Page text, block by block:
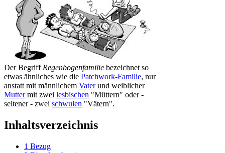
Der Begriff Regenbogenfamilie bezeichnet so
etwas ähnliches wie die Patchwork-Familie, nur
anstatt mit männlichem Vaterund weiblicher
Muttermit zwei lesbischen "Müttern" oder -
seltener - zwei schwulen "Vätern".
Inhaltsverzeichnis
1 Bezug